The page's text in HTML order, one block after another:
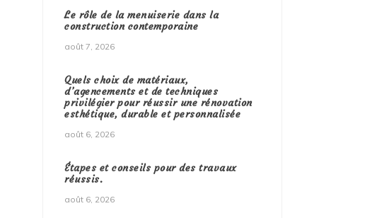
Le rôle de la menuiserie dans la
construction contemporaine
août 7, 2026
Quels choix de matériaux,
d’agencements et de techniques
privilégier pour réussir une rénovation
esthétique, durable et personnalisée
août 6, 2026
Étapes et conseils pour des travaux
réussis.
août 6, 2026